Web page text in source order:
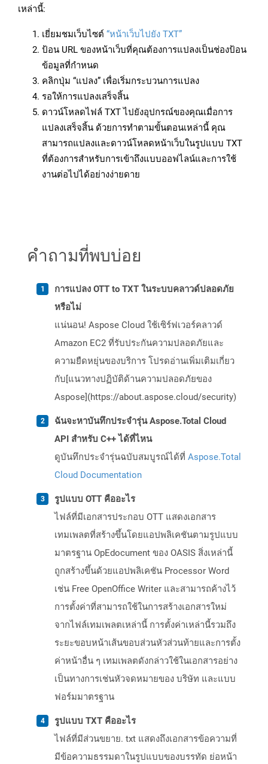
เหล่านี้:
เยี่ยมชมเว็บไซต์ “หน้าเว็บไปยัง TXT”
ป้อน URL ของหน้าเว็บที่คุณต้องการแปลงเป็นช่องป้อน
ข้อมูลที่กำหนด
คลิกปุ่ม “แปลง” เพื่อเริ่มกระบวนการแปลง
รอให้การแปลงเสร็จสิ้น
ดาวน์โหลดไฟล์ TXT ไปยังอุปกรณ์ของคุณเมื่อการ
แปลงเสร็จสิ้น ด้วยการทำตามขั้นตอนเหล่านี้ คุณ
สามารถแปลงและดาวน์โหลดหน้าเว็บในรูปแบบ TXT
ที่ต้องการสำหรับการเข้าถึงแบบออฟไลน์และการใช้
งานต่อไปได้อย่างง่ายดาย
คำถามที่พบบ่อย
การแปลง OTT to TXT ในระบบคลาวด์ปลอดภัย
หรือไม่
แน่นอน! Aspose Cloud ใช้เซิร์ฟเวอร์คลาวด์
Amazon EC2 ที่รับประกันความปลอดภัยและ
ความยืดหยุ่นของบริการ โปรดอ่านเพิ่มเติมเกี่ยว
กับ[แนวทางปฏิบัติด้านความปลอดภัยของ
Aspose](https://about.aspose.cloud/security)
ฉันจะหาบันทึกประจำรุ่น Aspose.Total Cloud
API สำหรับ C++ ได้ที่ไหน
ดูบันทึกประจำรุ่นฉบับสมบูรณ์ได้ที่ Aspose.Total
Cloud Documentation
รูปแบบ OTT คืออะไร
ไฟล์ที่มีเอกสารประกอบ OTT แสดงเอกสาร
เทมเพลตที่สร้างขึ้นโดยแอปพลิเคชันตามรูปแบบ
มาตรฐาน OpEdocument ของ OASIS สิ่งเหล่านี้
ถูกสร้างขึ้นด้วยแอปพลิเคชัน Processor Word
เช่น Free OpenOffice Writer และสามารถค้างไว้
การตั้งค่าที่สามารถใช้ในการสร้างเอกสารใหม่
จากไฟล์เทมเพลตเหล่านี้ การตั้งค่าเหล่านี้รวมถึง
ระยะขอบหน้าเส้นขอบส่วนหัวส่วนท้ายและการตั้ง
ค่าหน้าอื่น ๆ เทมเพลตดังกล่าวใช้ในเอกสารอย่าง
เป็นทางการเช่นหัวจดหมายของ บริษัท และแบบ
ฟอร์มมาตรฐาน
รูปแบบ TXT คืออะไร
ไฟล์ที่มีส่วนขยาย. txt แสดงถึงเอกสารข้อความที่
มีข้อความธรรมดาในรูปแบบของบรรทัด ย่อหน้า